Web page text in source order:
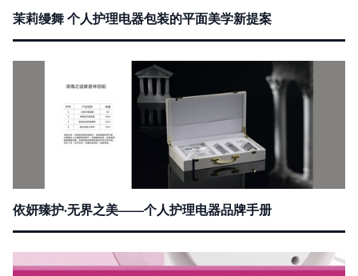
茉莉缦舞 个人护理电器包装的平面美学新提案
依妍臻护·无界之美——个人护理电器品牌手册